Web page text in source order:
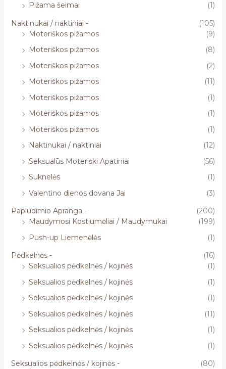
Pižama šeimai
(1)
Naktinukai / naktiniai -
(105)
Moteriškos pižamos
(9)
Moteriškos pižamos
(8)
Moteriškos pižamos
(2)
Moteriškos pižamos
(11)
Moteriškos pižamos
(1)
Moteriškos pižamos
(1)
Moteriškos pižamos
(1)
Naktinukai / naktiniai
(12)
Seksualūs Moteriški Apatiniai
(56)
Suknelės
(1)
Valentino dienos dovana Jai
(3)
Paplūdimio Apranga -
(200)
Maudymosi Kostiumėliai / Maudymukai
(199)
Push-up Liemenėlės
(1)
Pėdkelnės -
(16)
Seksualios pėdkelnės / kojinės
(1)
Seksualios pėdkelnės / kojinės
(1)
Seksualios pėdkelnės / kojinės
(1)
Seksualios pėdkelnės / kojinės
(11)
Seksualios pėdkelnės / kojinės
(1)
Seksualios pėdkelnės / kojinės
(1)
Seksualios pėdkelnės / kojinės -
(80)